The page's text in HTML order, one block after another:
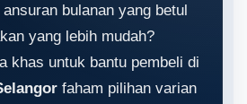
bulanan yang betul
yang lebih mudah?
khas untuk bantu pembeli di
faham pilihan varian